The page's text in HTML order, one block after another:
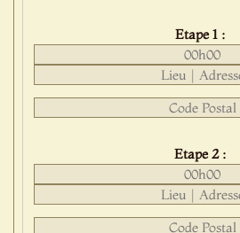
Etape 1 :
Etape 2 :